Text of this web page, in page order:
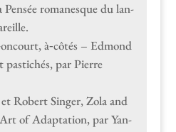
romanesque du lan­
à‑côtés – Edmond
par Pierre
Robert Singer, Zola and
of Adap­ta­tion, par Yan­